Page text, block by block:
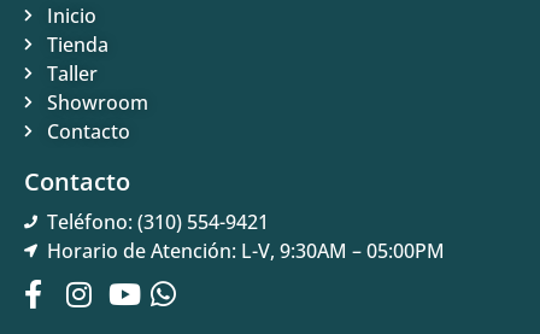
Inicio
Tienda
Taller
Showroom
Contacto
Contacto
Teléfono: (310) 554-9421
Horario de Atención: L-V, 9:30AM – 05:00PM